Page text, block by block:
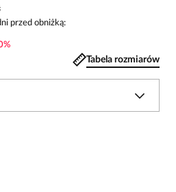
przed obniżką:
%
Tabela rozmiarów